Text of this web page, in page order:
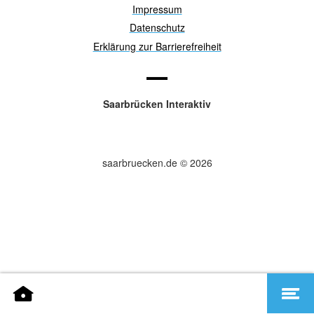
Impressum
Datenschutz
Erklärung zur Barrierefreiheit
Saarbrücken Interaktiv
saarbruecken.de © 2026